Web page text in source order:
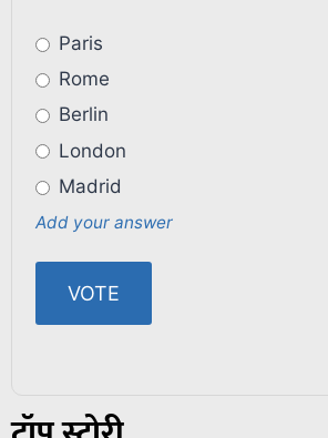
Paris
Rome
Berlin
London
Madrid
Add your answer